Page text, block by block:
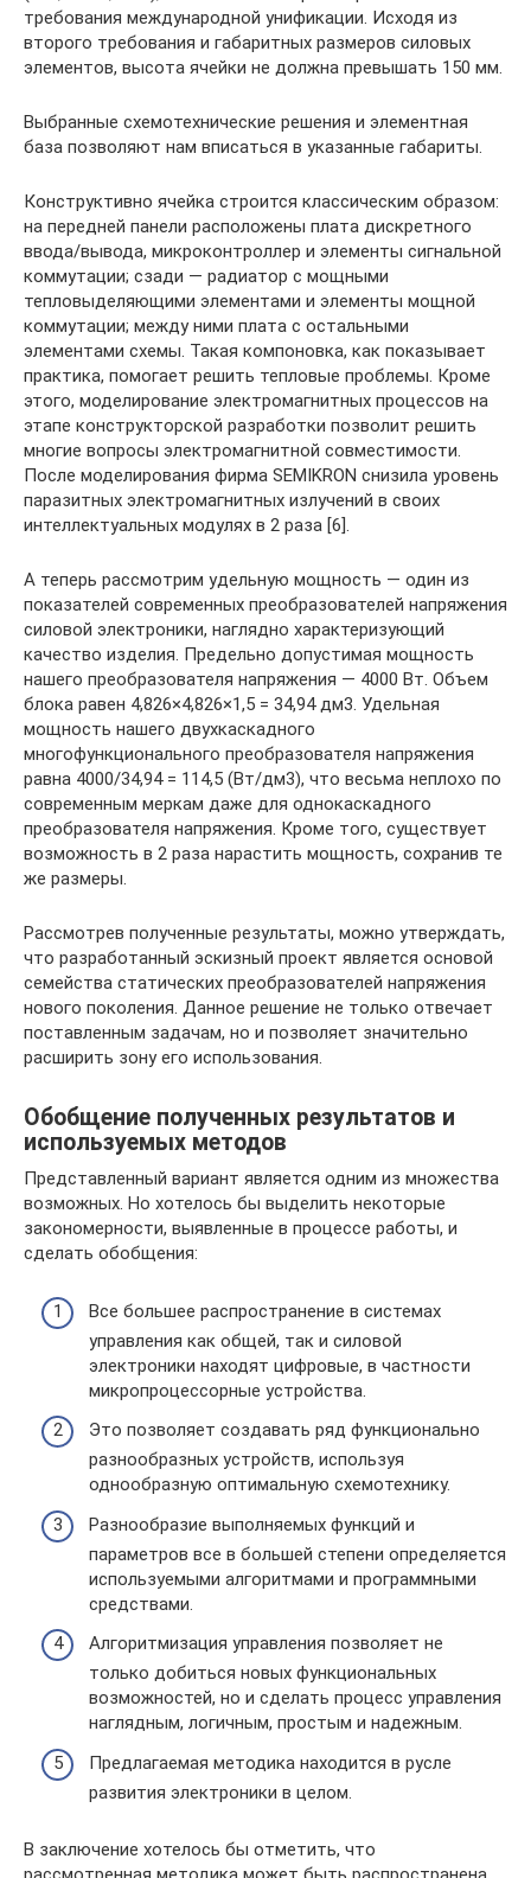
требования международной унификации. Исходя из
второго требования и габаритных размеров силовых
элементов, высота ячейки не должна превышать 150 мм.
Выбранные схемотехнические решения и элементная
база позволяют нам вписаться в указанные габариты.
Конструктивно ячейка строится классическим образом:
на передней панели расположены плата дискретного
ввода/вывода, микроконтроллер и элементы сигнальной
коммутации; сзади — радиатор с мощными
тепловыделяющими элементами и элементы мощной
коммутации; между ними плата с остальными
элементами схемы. Такая компоновка, как показывает
практика, помогает решить тепловые проблемы. Кроме
этого, моделирование электромагнитных процессов на
этапе конструкторской разработки позволит решить
многие вопросы электромагнитной совместимости.
После моделирования фирма SEMIKRON снизила уровень
паразитных электромагнитных излучений в своих
интеллектуальных модулях в 2 раза [6].
А теперь рассмотрим удельную мощность — один из
показателей современных преобразователей напряжения
силовой электроники, наглядно характеризующий
качество изделия. Предельно допустимая мощность
нашего преобразователя напряжения — 4000 Вт. Объем
блока равен 4,826×4,826×1,5 = 34,94 дм3. Удельная
мощность нашего двухкаскадного
многофункционального преобразователя напряжения
равна 4000/34,94 = 114,5 (Вт/дм3), что весьма неплохо по
современным меркам даже для однокаскадного
преобразователя напряжения. Кроме того, существует
возможность в 2 раза нарастить мощность, сохранив те
же размеры.
Рассмотрев полученные результаты, можно утверждать,
что разработанный эскизный проект является основой
семейства статических преобразователей напряжения
нового поколения. Данное решение не только отвечает
поставленным задачам, но и позволяет значительно
расширить зону его использования.
Обобщение полученных результатов и
используемых методов
Представленный вариант является одним из множества
возможных. Но хотелось бы выделить некоторые
закономерности, выявленные в процессе работы, и
сделать обобщения:
Все большее распространение в системах
управления как общей, так и силовой
электроники находят цифровые, в частности
микропроцессорные устройства.
Это позволяет создавать ряд функционально
разнообразных устройств, используя
однообразную оптимальную схемотехнику.
Разнообразие выполняемых функций и
параметров все в большей степени определяется
используемыми алгоритмами и программными
средствами.
Алгоритмизация управления позволяет не
только добиться новых функциональных
возможностей, но и сделать процесс управления
наглядным, логичным, простым и надежным.
Предлагаемая методика находится в русле
развития электроники в целом.
В заключение хотелось бы отметить, что